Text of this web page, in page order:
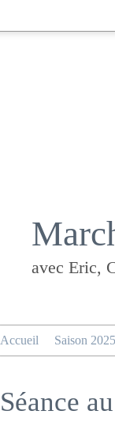
avec Eric,
Accueil Saison
Séance